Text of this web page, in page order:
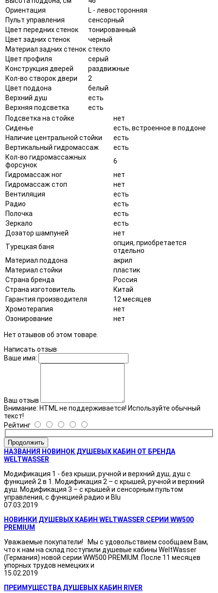
Ориентация
L - левосторонняя
Пульт управления
сенсорный
Цвет передних стенок
тонированный
Цвет задних стенок
черный
Материал задних стенок стекло
Цвет профиля
серый
Конструкция дверей
раздвижные
Кол-во створок двери
2
Цвет поддона
белый
Верхний душ
есть
Верхняя подсветка
есть
Подсветка на стойке
нет
Сиденье
есть, встроенное в поддоне
Наличие центральной стойки
есть
Вертикальный гидромассаж
есть
Кол-во гидромассажных
форсунок
6
Гидромассаж ног
нет
Гидромассаж стоп
нет
Вентиляция
есть
Радио
есть
Полочка
есть
Зеркало
есть
Дозатор шампуней
нет
Турецкая баня
опция, приобретается
отдельно
Материал поддона
акрил
Материал стойки
пластик
Страна бренда
Россия
Страна изготовитель
Китай
Гарантия производителя
12 месяцев
Хромотерапия
нет
Озонирование
нет
Нет отзывов об этом товаре.
Написать отзыв
Ваше имя:
Ваш отзыв
Внимание: HTML не поддерживается! Используйте обычный
текст!
Рейтинг
Продолжить
НАЗВАНИЯ НОВИНОК ДУШЕВЫХ КАБИН ОТ БРЕНДА
WELTWASSER
Модификация 1 - без крыши, ручной и верхний душ, душ с
функцией 2 в 1. Модификация 2 – с крышей, ручной и верхний
душ. Модификация 3 – с крышей и сенсорным пультом
управления, с функцией радио и Blu
07.03.2019
НОВИНКИ ДУШЕВЫХ КАБИН WELTWASSER СЕРИИ WW500
PREMIUM
Уважаемые покупатели! Мы с удовольствием сообщаем Вам,
что к нам на склад поступили душевые кабины WeltWasser
(Германия) новой серии WW500 PREMIUM. После 11 месяцев
упорных трудов немецких и
15.02.2019
ПРЕИМУЩЕСТВА ДУШЕВЫХ КАБИН RIVER